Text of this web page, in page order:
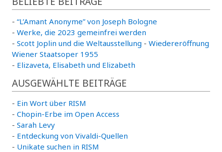
- “L’Amant Anonyme” von Joseph Bologne
- Werke, die 2023 gemeinfrei werden
- Scott Joplin und die Weltausstellung - Wiedereröffnung
Wiener Staatsoper 1955
- Elizaveta, Elisabeth und Elizabeth
AUSGEWÄHLTE BEITRÄGE
- Ein Wort über RISM
- Chopin-Erbe im Open Access
- Sarah Levy
- Entdeckung von Vivaldi-Quellen
- Unikate suchen in RISM